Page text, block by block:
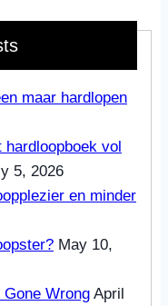
maar hardlopen
vol
5, 2026
en minder
May 10,
Wrong April